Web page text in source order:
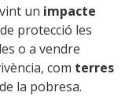
un impacte
protecció les
o a vendre
com terres
la pobresa.